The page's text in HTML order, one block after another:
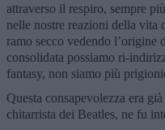
attraverso il respiro, sempre
nelle nostre reazioni della vita
ramo secco vedendo l’origine
consolidata possiamo ri-
fantasy, non siamo più
Questa consapevolezza era
chitarrista dei Beatles, ne fu